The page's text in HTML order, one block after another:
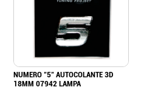
NUMERO "5" AUTOCOLANTE 3D
18MM 07942 LAMPA